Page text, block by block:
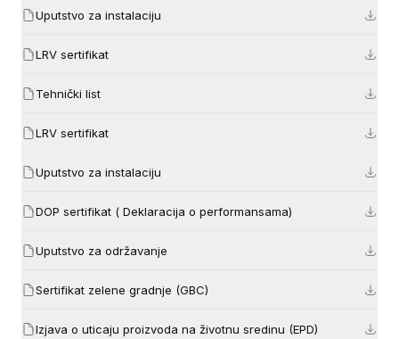
Uputstvo za instalaciju
LRV sertifikat
Tehnički list
LRV sertifikat
Uputstvo za instalaciju
DOP sertifikat ( Deklaracija o performansama)
Uputstvo za održavanje
Sertifikat zelene gradnje (GBC)
Izjava o uticaju proizvoda na životnu sredinu (EPD)